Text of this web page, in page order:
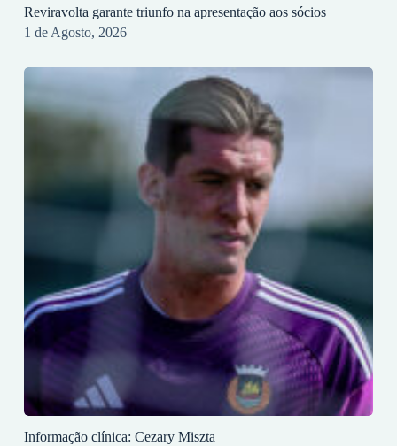
Reviravolta garante triunfo na apresentação aos sócios
1 de Agosto, 2026
Informação clínica: Cezary Miszta